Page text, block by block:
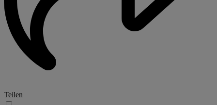
Teilen